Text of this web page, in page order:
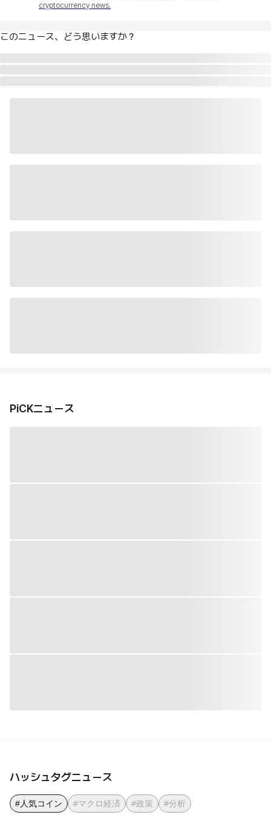
cryptocurrency news.
このニュース、どう思いますか？
PiCKニュース
ハッシュタグニュース
#人気コイン #マクロ経済 #政策 #分析